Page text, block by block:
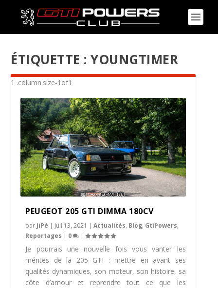
ÉTIQUETTE :YOUNGTIMER
PEUGEOT 205 GTI DIMMA 180CV
par JiPé | Juil 13, 2021 |Actualités, Blog, GtiPowers,
Reportages | 0 |
Je pourrais une nouvelle fois vous vanter les
mérites de la 205 GTI : mettre en avant ses
qualités dynamiques, son moteur, son histoire, sa
côte d’amour et reprendre tout ce que les